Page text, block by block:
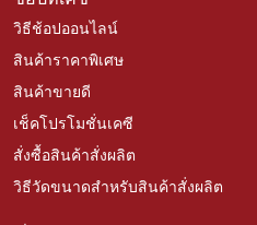
วิธีช้อปออนไลน์
สินค้าราคาพิเศษ
สินค้าขายดี
เช็คโปรโมชั่นเคซี
สั่งซื้อสินค้าสั่งผลิต
วิธีวัดขนาดสำหรับสินค้าสั่งผลิต